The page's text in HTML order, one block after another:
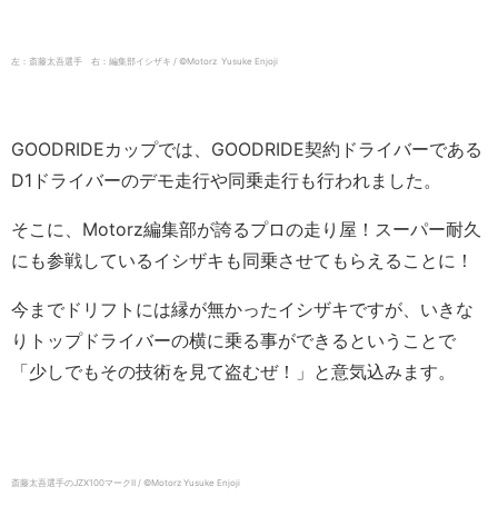
左：斎藤太吾選手 右：編集部イシザキ / ©️Motorz Yusuke Enjoji
GOODRIDEカップでは、GOODRIDE契約ドライバーである
D1ドライバーのデモ走行や同乗走行も行われました。
そこに、Motorz編集部が誇るプロの走り屋！スーパー耐久
にも参戦しているイシザキも同乗させてもらえることに！
今までドリフトには縁が無かったイシザキですが、いきな
りトップドライバーの横に乗る事ができるということで
「少しでもその技術を見て盗むぜ！」と意気込みます。
斎藤太吾選手のJZX100マークⅡ / ©️Motorz Yusuke Enjoji